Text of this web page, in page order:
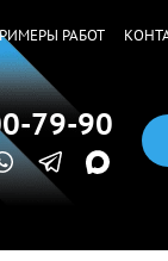
РАБОТ
79-90